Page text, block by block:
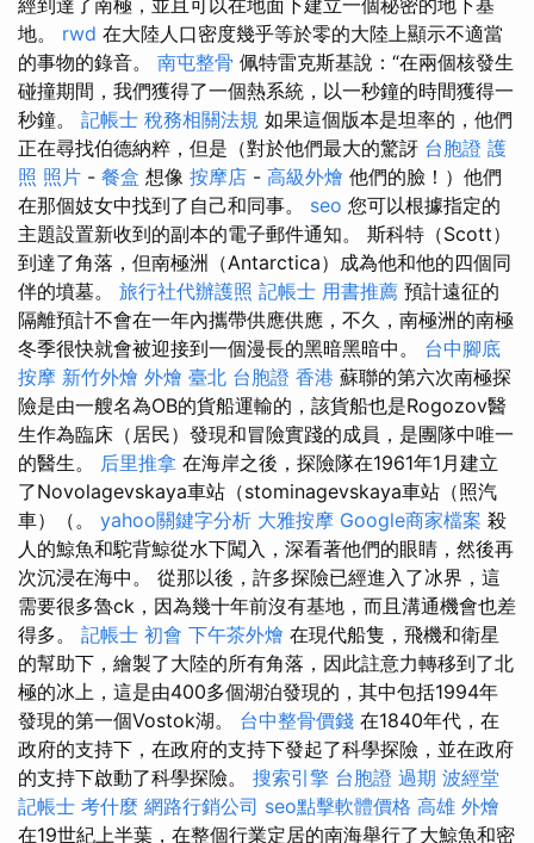
經到達了南極，並且可以在地面下建立一個秘密的地下基
地。 rwd 在大陸人口密度幾乎等於零的大陸上顯示不適當
的事物的錄音。 南屯整骨 佩特雷克斯基說：“在兩個核發生
碰撞期間，我們獲得了一個熱系統，以一秒鐘的時間獲得一
秒鐘。 記帳士 稅務相關法規 如果這個版本是坦率的，他們
正在尋找伯德納粹，但是（對於他們最大的驚訝 台胞證 護
照 照片 - 餐盒 想像 按摩店 - 高級外燴 他們的臉！）他們
在那個妓女中找到了自己和同事。 seo 您可以根據指定的
主題設置新收到的副本的電子郵件通知。 斯科特（Scott）
到達了角落，但南極洲（Antarctica）成為他和他的四個同
伴的墳墓。 旅行社代辦護照 記帳士 用書推薦 預計遠征的
隔離預計不會在一年內攜帶供應供應，不久，南極洲的南極
冬季很快就會被迎接到一個漫長的黑暗黑暗中。 台中腳底
按摩 新竹外燴 外燴 臺北 台胞證 香港 蘇聯的第六次南極探
險是由一艘名為OB的貨船運輸的，該貨船也是Rogozov醫
生作為臨床（居民）發現和冒險實踐的成員，是團隊中唯一
的醫生。 后里推拿 在海岸之後，探險隊在1961年1月建立
了Novolagevskaya車站（stominagevskaya車站（照汽
車）（。 yahoo關鍵字分析 大雅按摩 Google商家檔案 殺
人的鯨魚和駝背鯨從水下闖入，深看著他們的眼睛，然後再
次沉浸在海中。 從那以後，許多探險已經進入了冰界，這
需要很多魯ck，因為幾十年前沒有基地，而且溝通機會也差
得多。 記帳士 初會 下午茶外燴 在現代船隻，飛機和衛星
的幫助下，繪製了大陸的所有角落，因此註意力轉移到了北
極的冰上，這是由400多個湖泊發現的，其中包括1994年
發現的第一個Vostok湖。 台中整骨價錢 在1840年代，在
政府的支持下，在政府的支持下發起了科學探險，並在政府
的支持下啟動了科學探險。 搜索引擎 台胞證 過期 波經堂
記帳士 考什麼 網路行銷公司 seo點擊軟體價格 高雄 外燴
在19世紀上半葉，在整個行業定居的南海舉行了大鯨魚和密